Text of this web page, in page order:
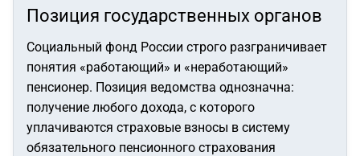
Позиция государственных органов
Социальный фонд России строго разграничивает
понятия «работающий» и «неработающий»
пенсионер. Позиция ведомства однозначна:
получение любого дохода, с которого
уплачиваются страховые взносы в систему
обязательного пенсионного страхования